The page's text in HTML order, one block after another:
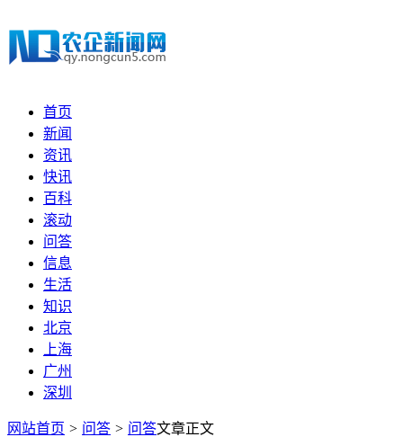
首页
新闻
资讯
快讯
百科
滚动
问答
信息
生活
知识
北京
上海
广州
深圳
网站首页 > 问答 > 问答文章正文